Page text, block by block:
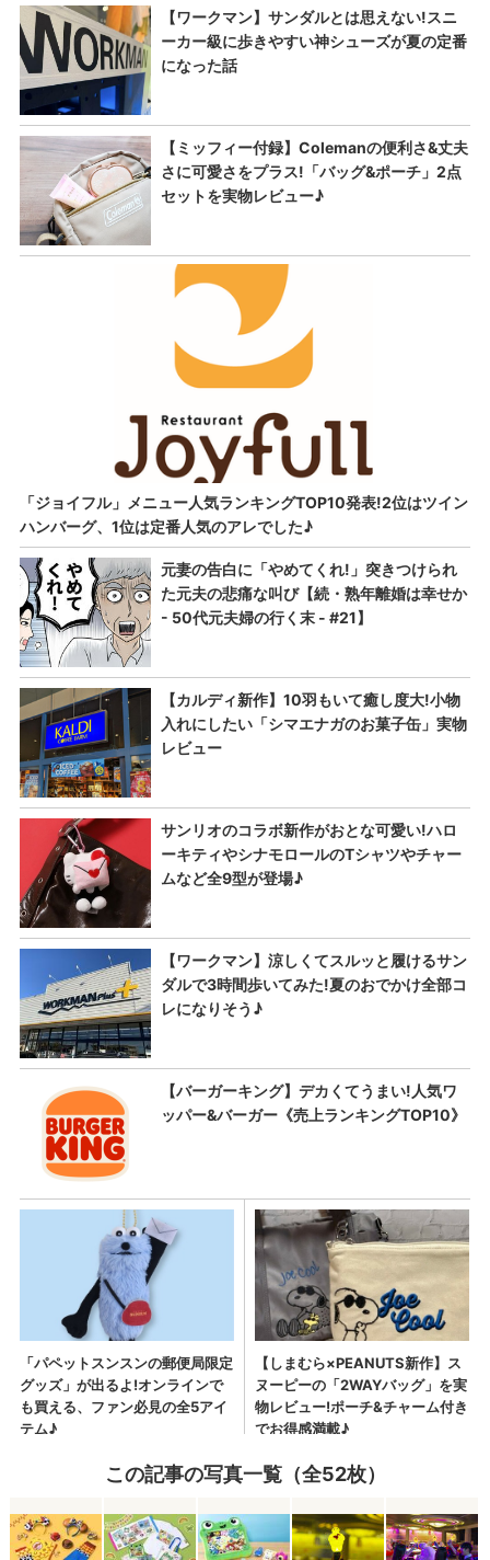
この記事の写真一覧（全52枚）